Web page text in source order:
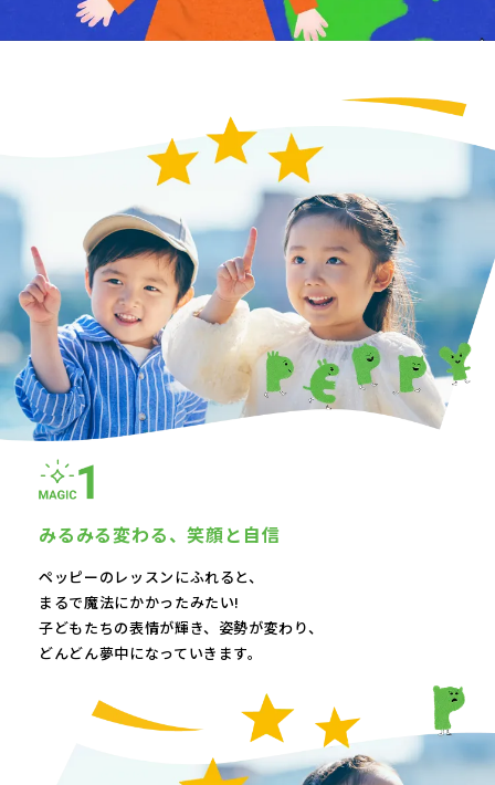
みるみる変わる、笑顔と自信
ペッピーのレッスンにふれると、
まるで魔法にかかったみたい!
子どもたちの表情が輝き、 姿勢が変わり、
どんどん夢中になっていきます。